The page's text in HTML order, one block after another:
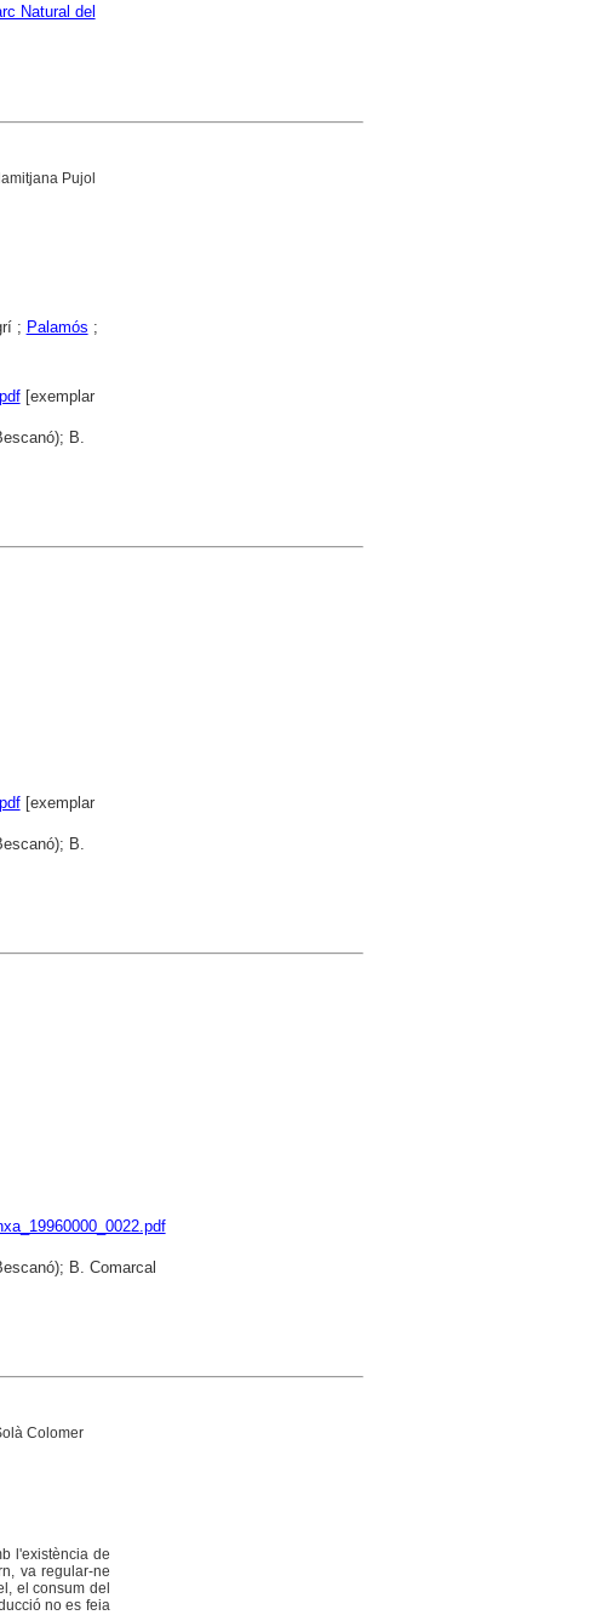
Natural del
Pujol
; Palamós ;
[exemplar
B.
[exemplar
B.
B. Comarcal
Colomer
l'existència de
va regular-ne
el consum del
no es feia